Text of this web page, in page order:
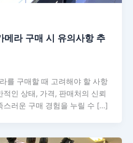
메라 구매 시 유의사항 추
를 구매할 때 고려해야 할 사항
적인 상태, 가격, 판매처의 신뢰
스러운 구매 경험을 누릴 수 […]